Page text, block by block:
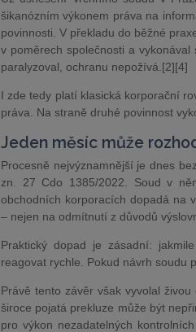
šikanózním výkonem práva na
povinnosti. V překladu do běžné
v poměrech společnosti a
paralyzoval, ochranu nepožívá.[2][4]
I zde tedy platí klasická korporační
práva. Na straně druhé povinnost
Jeden měsíc může
Procesně nejvýznamnější je dnes
zn. 27 Cdo 1385/2022. Soud v
obchodních korporacích dopadá na
– nejen na odmítnutí z důvodů
Praktický dopad je zásadní:
reagovat rychle. Pokud návrh soudu
Právě tento závěr však vyvolal
široce pojatá prekluze může být
pro výkon nezadatelných